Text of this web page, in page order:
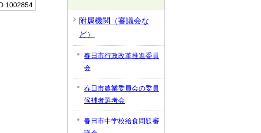
附属機関（審議会な
ど）
春日市行政改革推進委員
会
春日市農業委員会の委員
候補者選考会
春日市中学校給食問題審